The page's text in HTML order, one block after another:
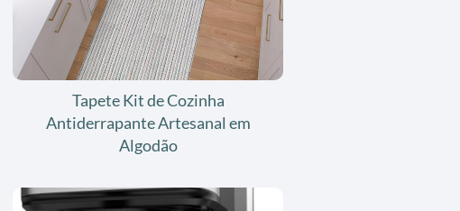
Tapete Kit de Cozinha
Antiderrapante Artesanal em
Algodão